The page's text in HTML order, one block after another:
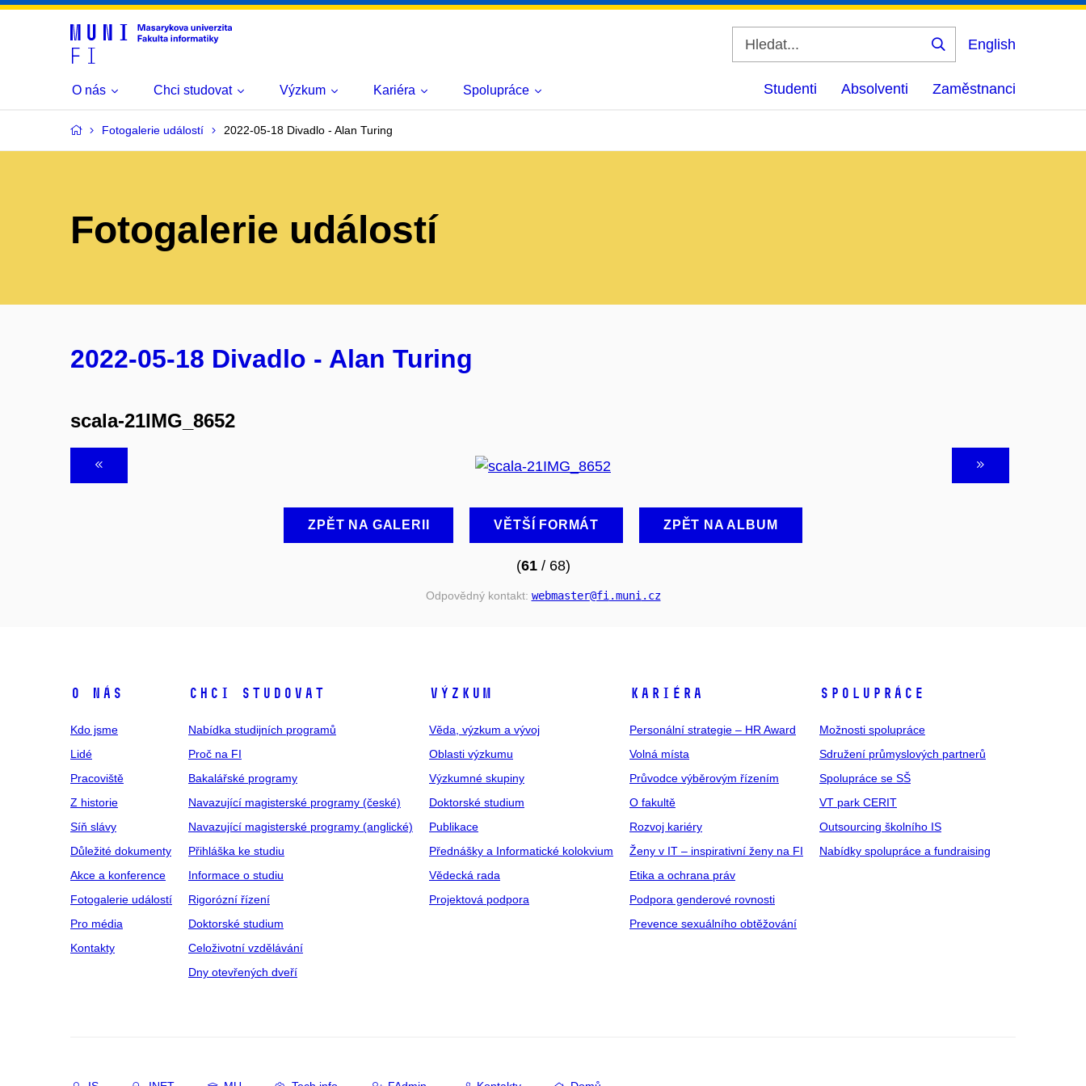
Vyhledat
English
O nás Chci studovat Výzkum Kariéra Spolupráce Studenti Absolventi Zaměstnanci
Fotogalerie událostí 2022-05-18 Divadlo - Alan Turing
Fotogalerie událostí
2022-05-18 Divadlo - Alan Turing
scala-21IMG_8652
ZPĚT NA GALERII VĚTŠÍ FORMÁT ZPĚT NA ALBUM
(61/ 68)
Odpovědný kontakt: webmaster@fi .muni .cz
O NÁS
Kdo jsme
Lidé
Pracoviště
Z historie
Síň slávy
Důležité dokumenty
Akce a konference
Fotogalerie událostí
Pro média
Kontakty
CHCI STUDOVAT
Nabídka studijních programů
Proč na FI
Bakalářské programy
Navazující magisterské programy (české)
Navazující magisterské programy (anglické)
Přihláška ke studiu
Informace o studiu
Rigorózní řízení
Doktorské studium
Celoživotní vzdělávání
Dny otevřených dveří
VÝZKUM
Věda, výzkum a vývoj
Oblasti výzkumu
Výzkumné skupiny
Doktorské studium
Publikace
Přednášky a Informatické kolokvium
Vědecká rada
Projektová podpora
KARIÉRA
Personální strategie – HR Award
Volná místa
Průvodce výběrovým řízením
O fakultě
Rozvoj kariéry
Ženy v IT – inspirativní ženy na FI
Etika a ochrana práv
Podpora genderové rovnosti
Prevence sexuálního obtěžování
SPOLUPRÁCE
Možnosti spolupráce
Sdružení průmyslových partnerů
Spolupráce se SŠ
VT park CERIT
Outsourcing školního IS
Nabídky spolupráce a fundraising